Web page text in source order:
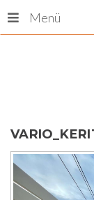
Menü